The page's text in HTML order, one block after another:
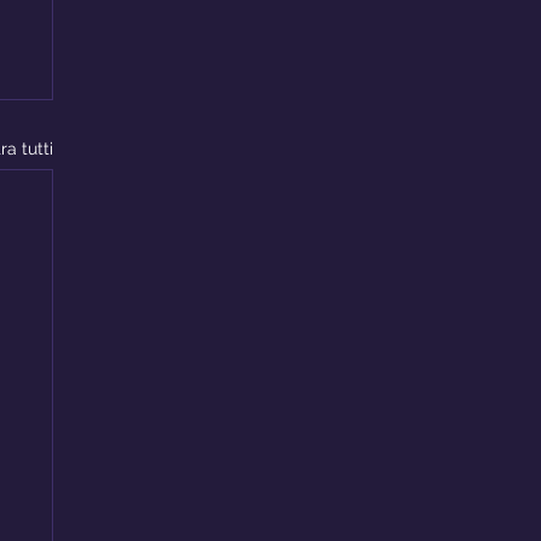
tutti